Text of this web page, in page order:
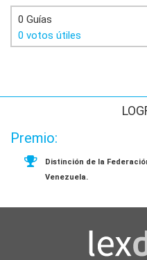
0 Guías
0 votos útiles
Premio:
Distinción de la
Venezuela.